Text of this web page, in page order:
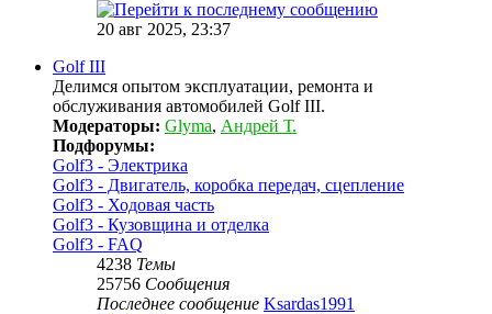
20 авг 2025, 23:37
Golf III
Делимся опытом эксплуатации, ремонта и
обслуживания автомобилей Golf III.
Модераторы: Glyma, Андрей Т.
Подфорумы:
Golf3 - Электрика
Golf3 - Двигатель, коробка передач, сцепление
Golf3 - Ходовая часть
Golf3 - Кузовщина и отделка
Golf3 - FAQ
4238 Темы
25756 Сообщения
Последнее сообщение Ksardas1991